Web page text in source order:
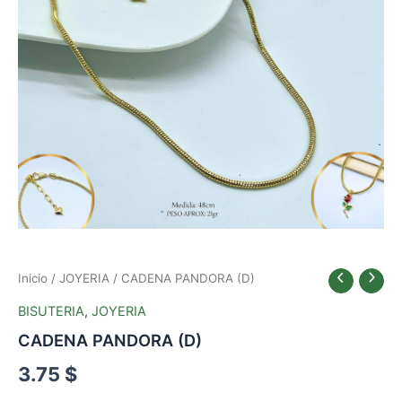
Inicio / JOYERIA / CADENA PANDORA (D)
BISUTERIA, JOYERIA
CADENA PANDORA (D)
3.75 $